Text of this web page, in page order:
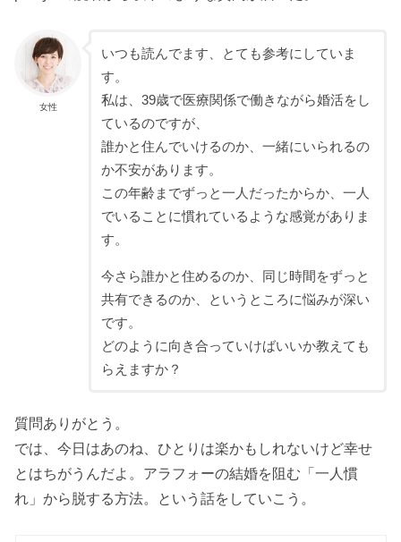
女性
いつも読んでます、とても参考にしていま
す。
私は、39歳で医療関係で働きながら婚活をし
ているのですが、
誰かと住んでいけるのか、一緒にいられるの
か不安があります。
この年齢までずっと一人だったからか、一人
でいることに慣れているような感覚がありま
す。
今さら誰かと住めるのか、同じ時間をずっと
共有できるのか、というところに悩みが深い
です。
どのように向き合っていけばいいか教えても
らえますか？
質問ありがとう。
では、今日はあのね、ひとりは楽かもしれないけど幸せ
とはちがうんだよ。アラフォーの結婚を阻む「一人慣
れ」から脱する方法。という話をしていこう。